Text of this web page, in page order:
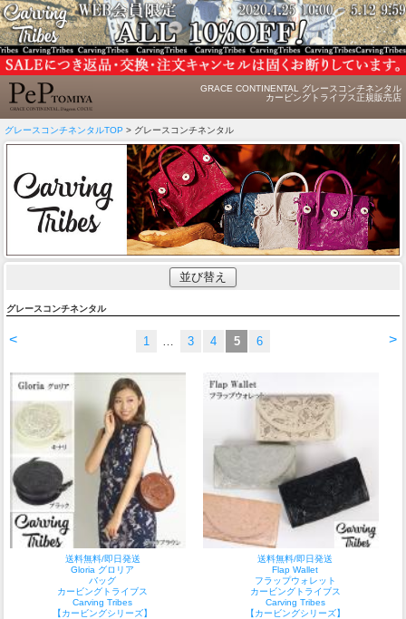
GRACE CONTINENTAL グレースコンチネンタル
カービングトライブス正規販売店
グレースコンチネンタルTOP > グレースコンチネンタル
並び替え
グレースコンチネンタル
< >
1 3 4 5 6
送料無料/即日発送
Gloria グロリア
バッグ
カービングトライブス
Carving Tribes
【カービングシリーズ】
送料無料/即日発送
Flap Wallet
フラップウォレット
カービングトライブス
Carving Tribes
【カービングシリーズ】